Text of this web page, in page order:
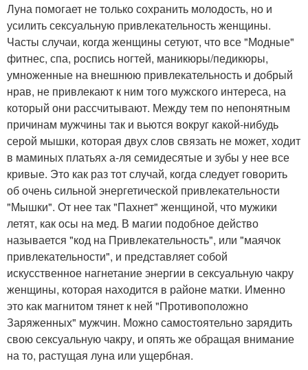
Луна помогает не только сохранить молодость, но и
усилить сексуальную привлекательность женщины.
Часты случаи, когда женщины сетуют, что все "Модные"
фитнес, спа, роспись ногтей, маникюры/педикюры,
умноженные на внешнюю привлекательность и добрый
нрав, не привлекают к ним того мужского интереса, на
который они рассчитывают. Между тем по непонятным
причинам мужчины так и вьются вокруг какой-нибудь
серой мышки, которая двух слов связать не может, ходит
в маминых платьях а-ля семидесятые и зубы у нее все
кривые. Это как раз тот случай, когда следует говорить
об очень сильной энергетической привлекательности
"Мышки". От нее так "Пахнет" женщиной, что мужики
летят, как осы на мед. В магии подобное действо
называется "код на Привлекательность", или "маячок
привлекательности", и представляет собой
искусственное нагнетание энергии в сексуальную чакру
женщины, которая находится в районе матки. Именно
это как магнитом тянет к ней "Противоположно
Заряженных" мужчин. Можно самостоятельно зарядить
свою сексуальную чакру, и опять же обращая внимание
на то, растущая луна или ущербная.